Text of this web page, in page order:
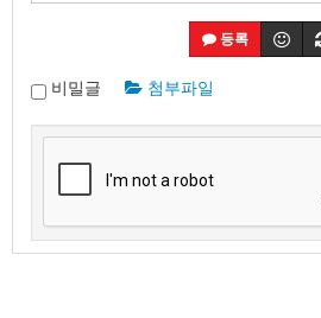
등록
비밀글 첨부파일